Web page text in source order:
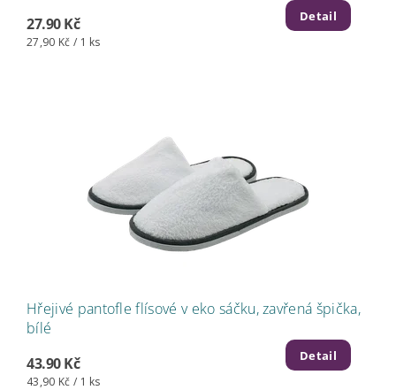
27.90 Kč
27,90 Kč / 1 ks
Detail
Hřejivé pantofle flísové v eko sáčku, zavřená špička,
bílé
43.90 Kč
43,90 Kč / 1 ks
Detail